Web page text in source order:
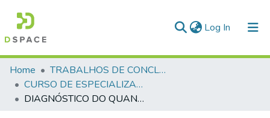
Log In (current)
Communities & Collections
All of DSpace
Home
TRABALHOS DE CONCLUSÃO DE CURSO - CEGESP (CURSO DE ESPECIALIZAÇÃO EM GERENCIAMENTO EM SEGURANÇA PÚBLICA)
CURSO DE ESPECIALIZAÇÃO EM GERENCIAMENTO EM SEGURANÇA PÚBLICA - CEGESP - 2024
DIAGNÓSTICO DO QUANTITATIVO DE PILOTOS DO CORPO DE BOMBEIROS MILITAR DE GOIÁS: Uma análise do cenário atual e perspectivas futuras.